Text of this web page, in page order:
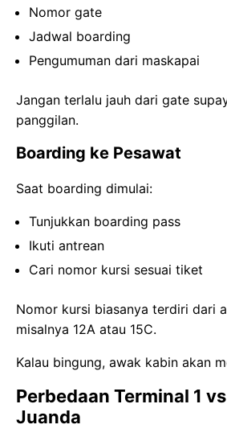
Nomor gate
Jadwal boarding
Pengumuman dari maskapai
Jangan terlalu jauh dari gate
panggilan.
Boarding ke Pesawat
Saat boarding dimulai:
Tunjukkan boarding pass
Ikuti antrean
Cari nomor kursi sesuai tiket
Nomor kursi biasanya terdiri dari
misalnya 12A atau 15C.
Kalau bingung, awak kabin akan
Perbedaan Terminal 1
Juanda